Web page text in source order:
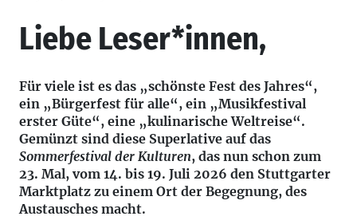
Liebe Leser*innen,
Für viele ist es das „schönste Fest des Jahres“,
ein „Bürgerfest für alle“, ein „Musikfestival
erster Güte“, eine „kulinarische Weltreise“.
Gemünzt sind diese Superlative auf das
Sommerfestival der Kulturen, das nun schon zum
23. Mal, vom 14. bis 19. Juli 2026 den Stuttgarter
Marktplatz zu einem Ort der Begegnung, des
Austausches macht.